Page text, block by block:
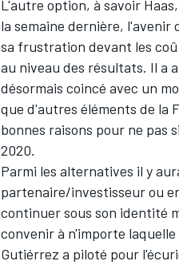
L'autre option, à savoir
la semaine dernière, l'avenir
sa frustration devant les
au niveau des résultats. Il a
désormais coincé avec un
que d'autres éléments de la
bonnes raisons pour ne pas
2020.
Parmi les alternatives il y
partenaire/investisseur ou
continuer sous son identité
convenir à n'importe
Gutiérrez a piloté pour